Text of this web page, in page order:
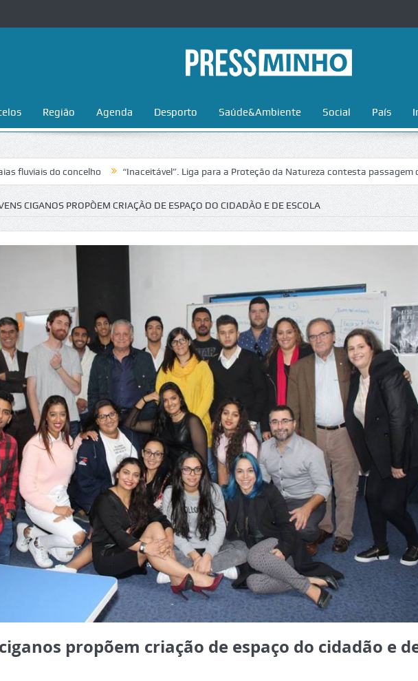
Região Agenda Desporto Saúde&Ambiente Social País
concelho “Inaceitável”. Liga para a Proteção da Natureza contesta passagem da Volta a
CIGANOS PROPÕEM CRIAÇÃO DE ESPAÇO DO CIDADÃO E DE ESCOLA
ciganos propõem criação de espaço do cidadão e